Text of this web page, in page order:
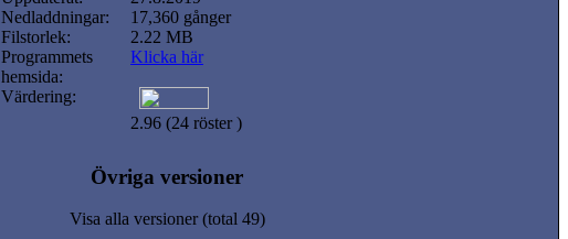
Nedladdningar:
17,360 gånger
Filstorlek:
2.22 MB
Programmets
hemsida:
Klicka här
Värdering:
2.96 (24 röster )
Övriga versioner
Visa alla versioner (total 49)